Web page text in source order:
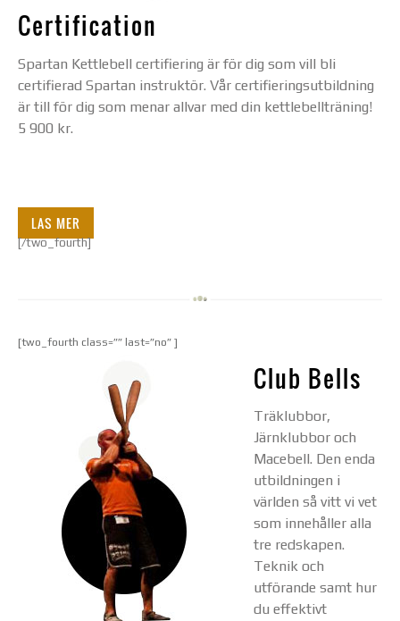
Certification
Spartan Kettlebell certifiering är för dig som vill bli
certifierad Spartan instruktör. Vår certifieringsutbildning
är till för dig som menar allvar med din kettlebellträning!
5 900 kr.
LAS MER
[/two_fourth]
[two_fourth class=”” last=”no” ]
Club Bells
Träklubbor,
Järnklubbor och
Macebell. Den enda
utbildningen i
världen så vitt vi vet
som innehåller alla
tre redskapen.
Teknik och
utförande samt hur
du effektivt